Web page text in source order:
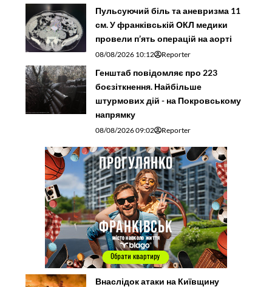
Пульсуючий біль та аневризма 11
см. У франківській ОКЛ медики
провели п’ять операцій на аорті
08/08/2026 10:12 Reporter
Генштаб повідомляє про 223
боєзіткнення. Найбільше
штурмових дій - на Покровському
напрямку
08/08/2026 09:02 Reporter
Внаслідок атаки на Київщину